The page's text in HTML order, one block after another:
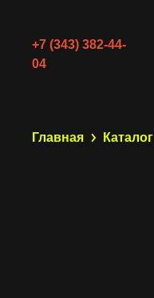
+7 (343) 382-44-
04
Главная Каталог